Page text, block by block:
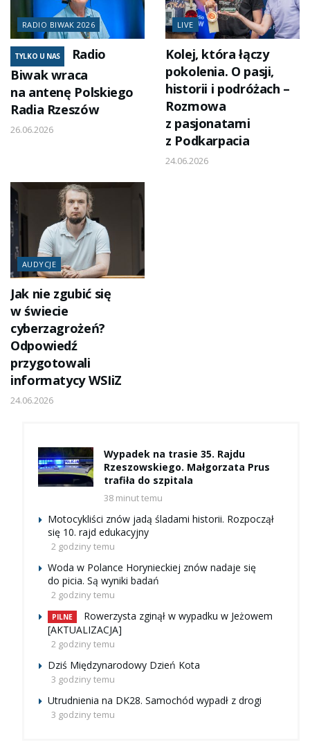
RADIO BIWAK 2026
TYLKO U NAS
Radio
Biwak wraca
na antenę Polskiego
Radia Rzeszów
26.06.2026
LIVE
Kolej, która łączy
pokolenia. O pasji,
historii i podróżach –
Rozmowa
z pasjonatami
z Podkarpacia
24.06.2026
AUDYCJE
Jak nie zgubić się
w świecie
cyberzagrożeń?
Odpowiedź
przygotowali
informatycy WSIiZ
24.06.2026
Wypadek na trasie 35. Rajdu
Rzeszowskiego. Małgorzata Prus
trafiła do szpitala
38 minut temu
Motocykliści znów jadą śladami historii. Rozpoczął
się 10. rajd edukacyjny
2 godziny temu
Woda w Polance Horynieckiej znów nadaje się
do picia. Są wyniki badań
2 godziny temu
PILNE
Rowerzysta zginął w wypadku w Jeżowem
[AKTUALIZACJA]
2 godziny temu
Dziś Międzynarodowy Dzień Kota
3 godziny temu
Utrudnienia na DK28. Samochód wypadł z drogi
3 godziny temu